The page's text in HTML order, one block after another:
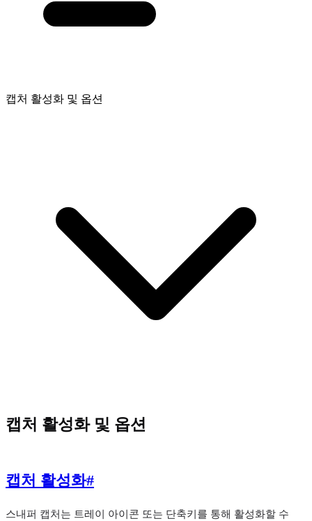
캡처 활성화 및 옵션
캡처 활성화 및 옵션
캡처 활성화#
스내퍼 캡처는 트레이 아이콘 또는 단축키를 통해 활성화할 수